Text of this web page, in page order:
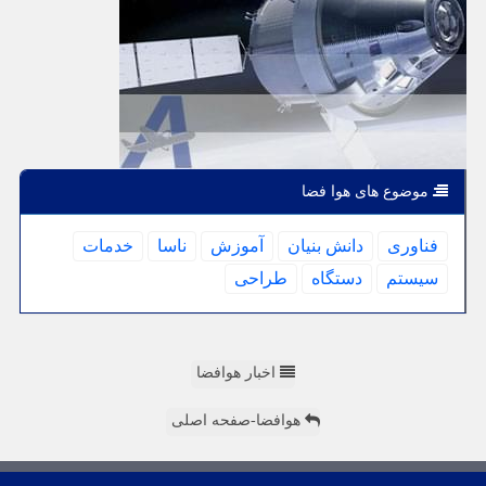
موضوع های هوا فضا
فناوری دانش بنیان آموزش ناسا
خدمات
سیستم
دستگاه طراحی
اخبار هوافضا
هوافضا-صفحه اصلی